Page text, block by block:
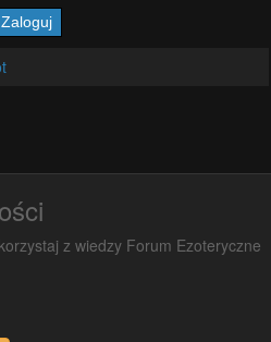
z wiedzy Forum Ezoteryczne